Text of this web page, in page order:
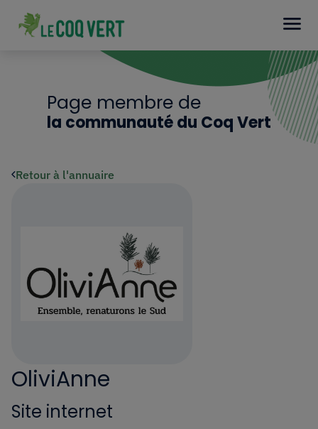
Page membre de
la communauté du Coq Vert
Retour à l'annuaire
OliviAnne
Site internet